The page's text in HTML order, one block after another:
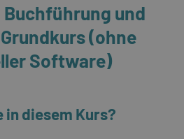
und
(ohne
Software)
diesem Kurs?